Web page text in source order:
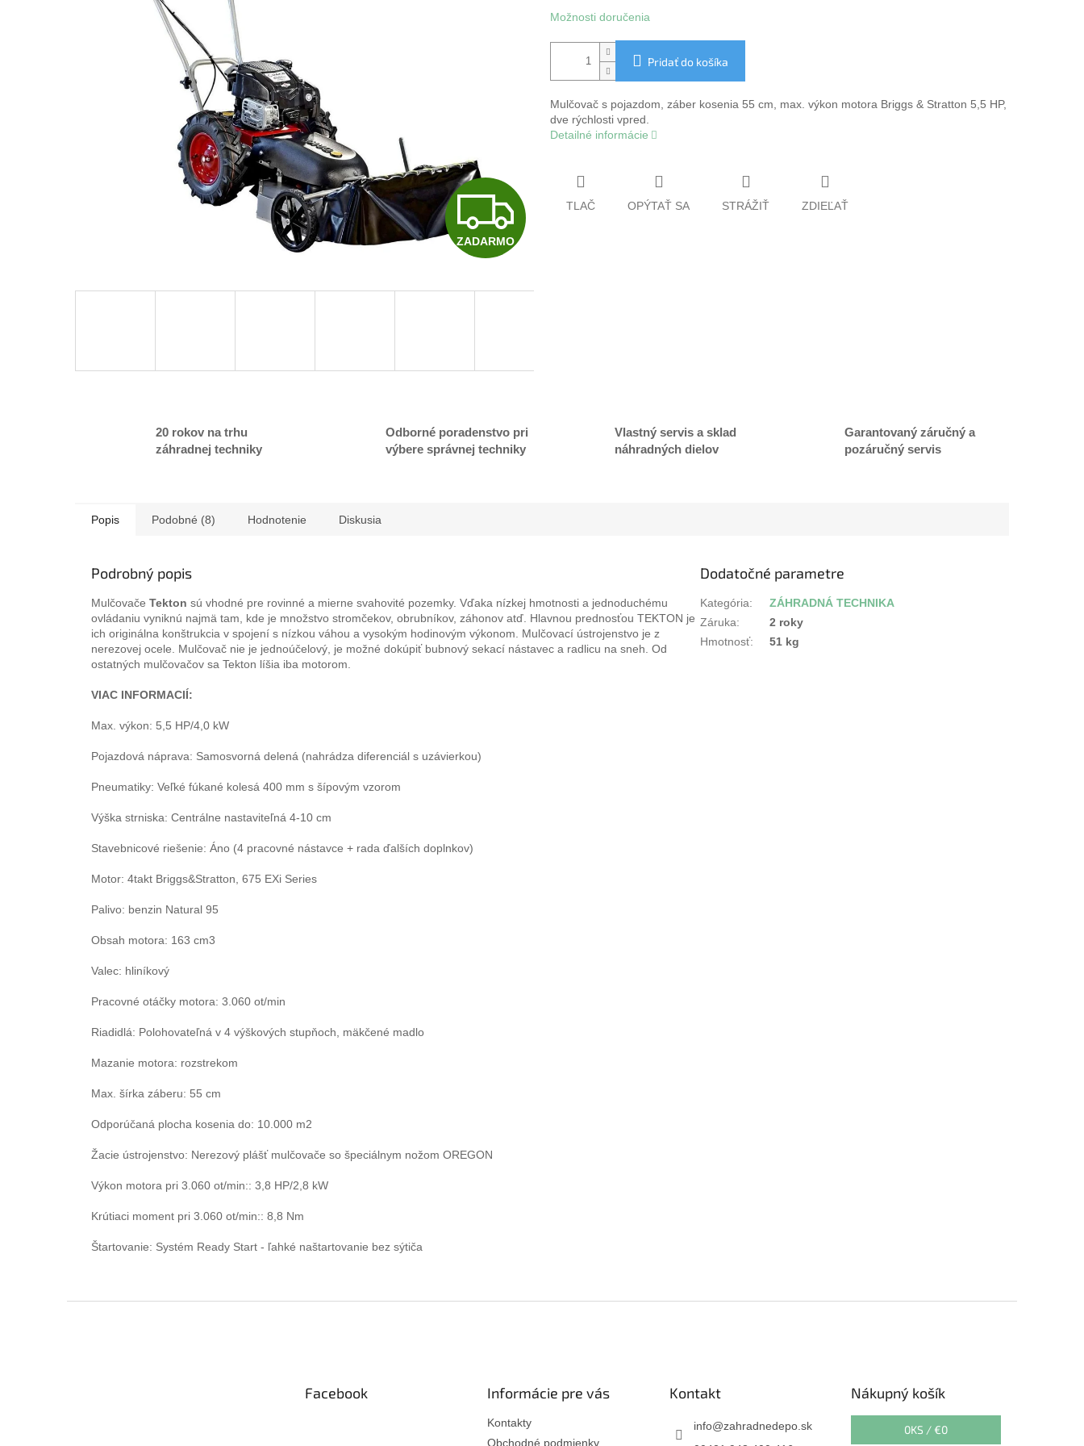
Z
A
A
R
ZADARMO
Možnosti doručenia
Pridať do košíka
Mulčovač s pojazdom, záber kosenia 55 cm, max. výkon motora Briggs & Stratton 5,5 HP,
dve rýchlosti vpred.
Detailné informácie
TLAČ OPÝTAŤ SA STRÁŽIŤ ZDIEĽAŤ
20 rokov na trhu
záhradnej techniky
Odborné poradenstvo pri
výbere správnej techniky
Vlastný servis a sklad
náhradných dielov
Garantovaný záručný a
pozáručný servis
Popis Podobné (8) Hodnotenie Diskusia
Podrobný popis
Mulčovače Tekton sú vhodné pre rovinné a mierne svahovité pozemky. Vďaka nízkej hmotnosti a jednoduchému
ovládaniu vyniknú najmä tam, kde je množstvo stromčekov, obrubníkov, záhonov atď. Hlavnou prednosťou TEKTON je
ich originálna konštrukcia v spojení s nízkou váhou a vysokým hodinovým výkonom. Mulčovací ústrojenstvo je z
nerezovej ocele. Mulčovač nie je jednoúčelový, je možné dokúpiť bubnový sekací nástavec a radlicu na sneh. Od
ostatných mulčovačov sa Tekton líšia iba motorom.
VIAC INFORMACIÍ:
Max. výkon: 5,5 HP/4,0 kW
Pojazdová náprava: Samosvorná delená (nahrádza diferenciál s uzávierkou)
Pneumatiky: Veľké fúkané kolesá 400 mm s šípovým vzorom
Výška strniska: Centrálne nastaviteľná 4-10 cm
Stavebnicové riešenie: Áno (4 pracovné nástavce + rada ďalších doplnkov)
Motor: 4takt Briggs&Stratton, 675 EXi Series
Palivo: benzin Natural 95
Obsah motora: 163 cm3
Valec: hliníkový
Pracovné otáčky motora: 3.060 ot/min
Riadidlá: Polohovateľná v 4 výškových stupňoch, mäkčené madlo
Mazanie motora: rozstrekom
Max. šírka záberu: 55 cm
Odporúčaná plocha kosenia do: 10.000 m2
Žacie ústrojenstvo: Nerezový plášť mulčovače so špeciálnym nožom OREGON
Výkon motora pri 3.060 ot/min:: 3,8 HP/2,8 kW
Krútiaci moment pri 3.060 ot/min:: 8,8 Nm
Štartovanie: Systém Ready Start - ľahké naštartovanie bez sýtiča
Dodatočné parametre
Kategória:
ZÁHRADNÁ TECHNIKA
Záruka:
2 roky
Hmotnosť: 51 kg
Facebook Informácie pre vás
Kontakty
Obchodné podmienky
Kontakt
info@zahradnedepo.sk
Nákupný košík
0KS / €0